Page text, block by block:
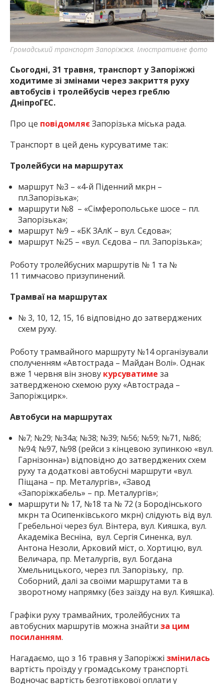
найважливішу інформацію про події
міста Запоріжжя та області.
Громадський транспорт Запоріжжя. Ілюстративне фото
Сьогодні, 31 травня, транспорт у Запоріжжі
ходитиме зі змінами через закриття руху
автобусів і тролейбусів через греблю
ДніпроГЕС.
Про це повідомляє Запорізька міська рада.
Транспорт в цей день курсуватиме так:
Тролейбуси на маршрутах
маршрут №3 – «4-й Піденний мкрн –
пл.Запорізька»;
маршрути №8 – «Сімферопольське шосе – пл.
Запорізька»;
маршрут №9 – «БК ЗАлК – вул. Сєдова»;
маршрут №25 – «вул. Сєдова – пл. Запорізька»;
Роботу тролейбусних маршрутів № 1 та №
11 тимчасово призупинений.
Трамваї на маршрутах
№ 3, 10, 12, 15, 16 відповідно до затверджених
схем руху.
Роботу трамвайного маршруту №14 організували
сполученням «Автострада – Майдан Волі». Однак
вже 1 червня він знову курсуватиме за
затвердженою схемою руху «Автострада –
Запоріжцирк».
Автобуси на маршрутах
№7; №29; №34а; №38; №39; №56; №59; №71, №86;
№94; №97, №98 (рейси з кінцевою зупинкою «вул.
Гарнізонна») відповідно до затверджених схем
руху та додаткові автобусні маршрути «вул.
Піщана – пр. Металургів», «Завод
«Запоріжкабель» – пр. Металургів»;
маршрути № 17, №18 та № 72 (з Бородінського
мкрн та Осипенківського мкрн) слідують від вул.
Гребельної через бул. Вінтера, вул. Кияшка, вул.
Академіка Весніна, вул. Сергія Синенка, вул.
Антона Незоли, Арковий міст, о. Хортицю, вул.
Величара, пр. Металургів, вул. Богдана
Хмельницького, через пл. Запорізьку, пр.
Соборний, далі за своїми маршрутами та в
зворотному напрямку (без заїзду на вул. Кияшка).
Графіки руху трамвайних, тролейбусних та
автобусних маршрутів можна знайти за цим
посиланням.
Нагадаємо, що з 16 травня у Запоріжжі змінилась
вартість проїзду у громадському транспорті.
Водночас вартість безготівкової оплати у